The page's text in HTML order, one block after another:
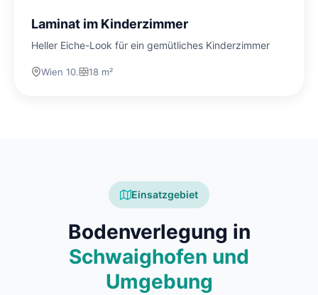
Laminat im Kinderzimmer
Heller Eiche-Look für ein gemütliches Kinderzimmer
Wien 10. 18 m²
Einsatzgebiet
Bodenverlegung in
Schwaighofen und
Umgebung